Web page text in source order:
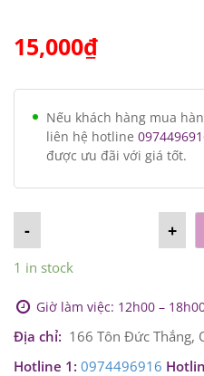
15,000₫
Nếu khách hàng mua
liên hệ hotline
được ưu đãi với giá tốt.
+
-
1 in stock
Giờ làm việc: 12h00 –
Địa chỉ: 166 Tôn Đức Thắng,
Hotline 1: 0974496916